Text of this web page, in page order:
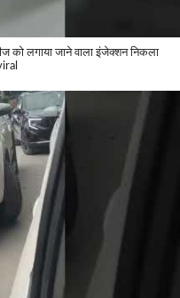
को लगाया जाने वाला इंजेक्शन निकला